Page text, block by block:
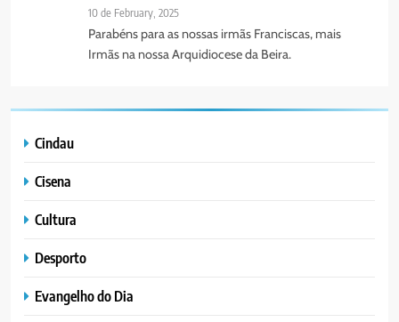
10 de February, 2025
Parabéns para as nossas irmãs Franciscas, mais
Irmãs na nossa Arquidiocese da Beira.
Cindau
Cisena
Cultura
Desporto
Evangelho do Dia